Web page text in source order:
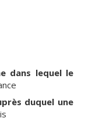
dans lequel le
duquel une